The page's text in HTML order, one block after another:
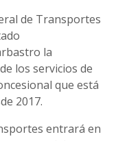
de Transportes
la
los servicios de
que está
2017.
entrará en